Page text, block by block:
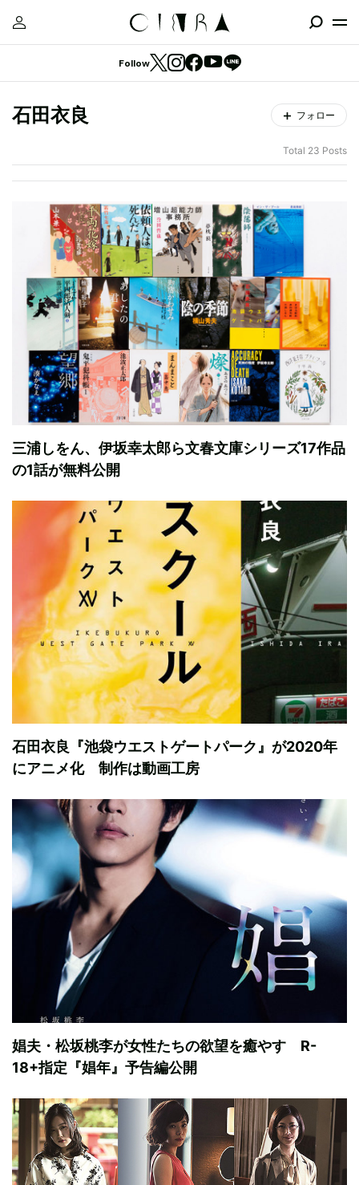
Follow
石田衣良 フォロー
Total 23 Posts
三浦しをん、伊坂幸太郎ら文春文庫シリーズ17作品
の1話が無料公開
石田衣良『池袋ウエストゲートパーク』が2020年
にアニメ化 制作は動画工房
娼夫・松坂桃李が女性たちの欲望を癒やす R-
18+指定『娼年』予告編公開